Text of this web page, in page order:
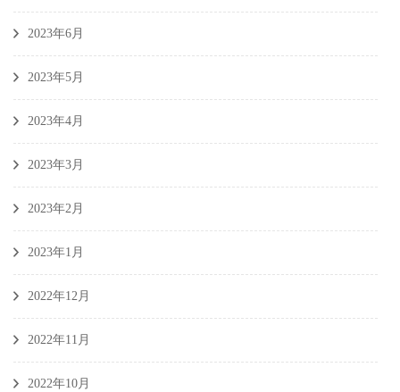
2023年6月
2023年5月
2023年4月
2023年3月
2023年2月
2023年1月
2022年12月
2022年11月
2022年10月